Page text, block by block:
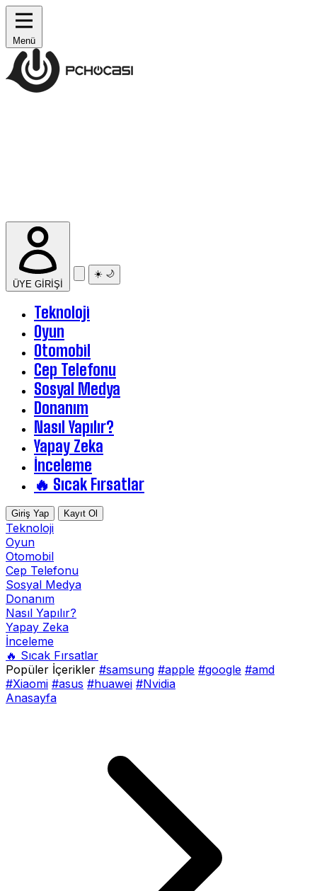
Menü
ÜYE GİRİŞİ
☀️ 🌙
Teknoloji
Oyun
Otomobil
Cep Telefonu
Sosyal Medya
Donanım
Nasıl Yapılır?
Yapay Zeka
İnceleme
🔥 Sıcak Fırsatlar
Giriş Yap Kayıt Ol
Teknoloji
Oyun
Otomobil
Cep Telefonu
Sosyal Medya
Donanım
Nasıl Yapılır?
Yapay Zeka
İnceleme
🔥 Sıcak Fırsatlar
Popüler İçerikler #samsung #apple #google #amd
#Xiaomi #asus #huawei #Nvidia
Anasayfa